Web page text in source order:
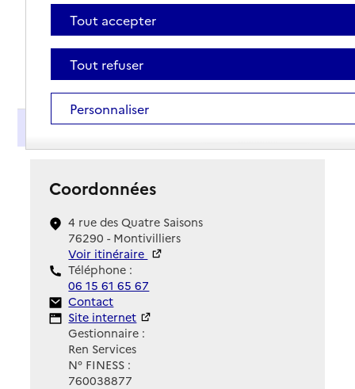
Présentation
Coordonnées
4 rue des Quatre Saisons
76290 - Montivilliers
Voir itinéraire
Téléphone :
06 15 61 65 67
Contact
Contact
Site Internet
Site internet
Gestionnaire :
Ren Services
N° FINESS :
760038877
Tout accepter
Tout refuser
Personnaliser